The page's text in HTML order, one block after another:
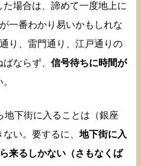
場合は、諦めて一度地上に
一番わかり易いかもしれな
り、雷門通り、江戸通りの
ならず、 信号待ちに時間が
地下街に入ることは（銀座
い。要するに、 地下街に入
来るしかない（さもなくば